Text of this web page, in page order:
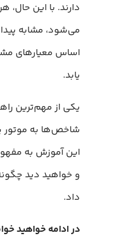
دارند. با این
اساس معیارهای
یابد.
یکی از مهم‌ترین
شاخص‌ها به موتور
و خواهید دید
داد.
در ادامه خواهید